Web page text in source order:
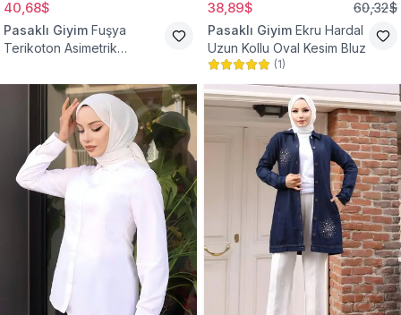
40,68$
Pasaklı Giyim Fuşya
Terikoton Asimetrik
38,89$ 60,32$
Pasaklı Giyim Ekru Hardal
Uzun Kollu Oval Kesim Bluz
(1)